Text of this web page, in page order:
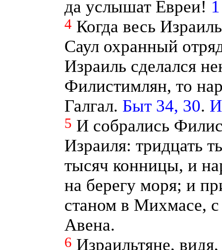
да услышат Евреи!
4 Когда весь
Саул охранный
Израиль сделался
Филистимлян, то
Галгал. Быт 34, 30.
5 И собрались
Израиля: тридцать
тысяч конницы, и
на берегу моря; и
станом в Михмасе,
Авена.
6 Израильтяне,